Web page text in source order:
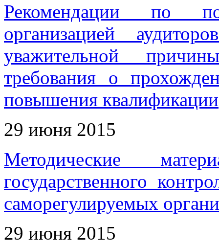
Рекомендации по
организацией
уважительной
требования о
повышения квалификации
29 июня 2015
Методические
государственного
саморегулируемых
29 июня 2015